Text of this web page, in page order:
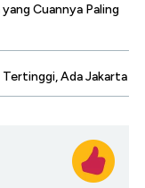
Cuannya Paling
Ada Jakarta